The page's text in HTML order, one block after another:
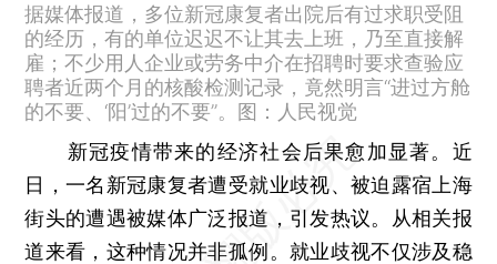
据媒体报道，多位新冠康复者出院后有过求职受阻
的经历，有的单位迟迟不让其去上班，乃至直接解
雇；不少用人企业或劳务中介在招聘时要求查验应
聘者近两个月的核酸检测记录，竟然明言“进过方舱
的不要、‘阳’过的不要”。图：人民视觉
新冠疫情带来的经济社会后果愈加显著。近
日，一名新冠康复者遭受就业歧视、被迫露宿上海
街头的遭遇被媒体广泛报道，引发热议。从相关报
道来看，这种情况并非孤例。就业歧视不仅涉及稳